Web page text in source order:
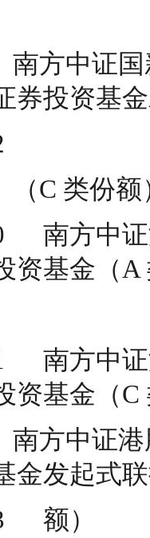
券投资基
（C 类
资基金（A
资基金（C
金发起式
额）